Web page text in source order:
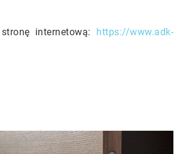
internetową:
https://www.adk-